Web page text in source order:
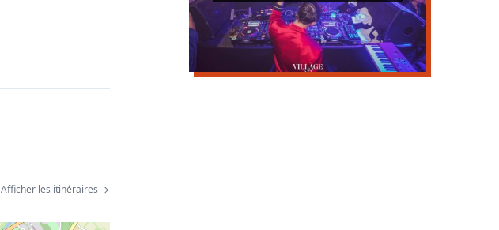
Afficher les itinéraires